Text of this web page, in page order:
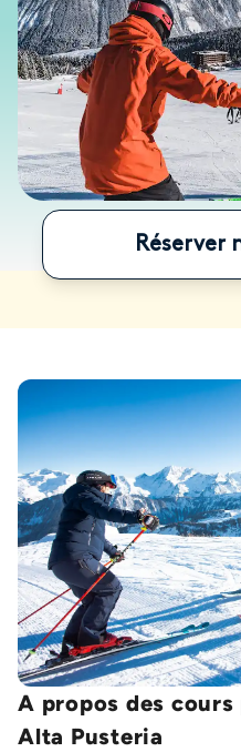
A propos des
Alta Pusteria